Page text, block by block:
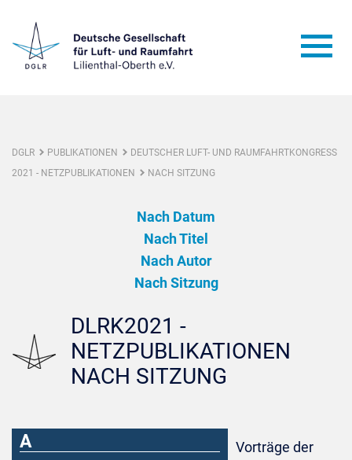
DGLR PUBLIKATIONEN
DEUTSCHER LUFT- UND RAUMFAHRTKONGRESS
2021 - NETZPUBLIKATIONEN
NACH SITZUNG
Nach Datum
Nach Titel
Nach Autor
Nach Sitzung
DLRK2021 -
NETZPUBLIKATIONEN
NACH SITZUNG
A
Vorträge der